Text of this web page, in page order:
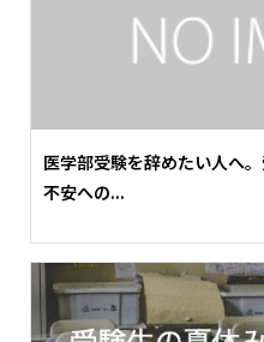
医学部受験を辞めたい人へ
不安への...